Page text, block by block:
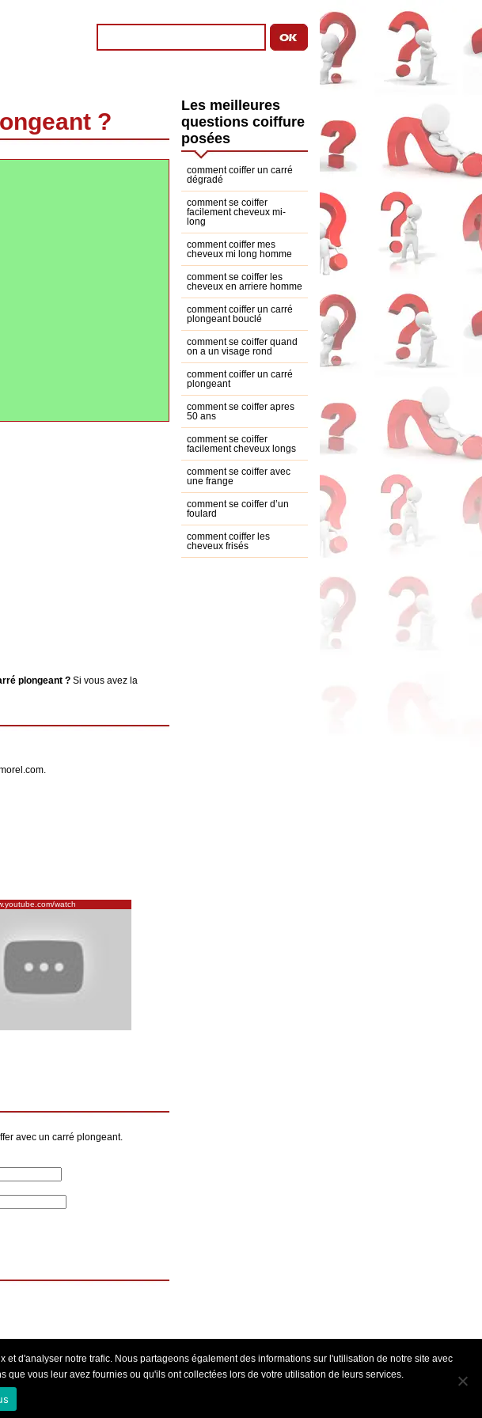
?
plongeant ?Si vous avez la
watch
avec un carré plongeant.
Les meilleures
questions coiffure
posées
comment coiffer un carré
dégradé
comment se coiffer
facilement cheveux mi-
long
comment coiffer mes
cheveux mi long homme
comment se coiffer les
cheveux en arriere homme
comment coiffer un carré
plongeant bouclé
comment se coiffer quand
on a un visage rond
comment coiffer un carré
plongeant
comment se coiffer apres
50 ans
comment se coiffer
facilement cheveux longs
comment se coiffer avec
une frange
comment se coiffer d’un
foulard
comment coiffer les
cheveux frisés
d'analyser notre trafic. Nous partageons également des informations sur l'utilisation de notre site avec
vous leur avez fournies ou qu'ils ont collectées lors de votre utilisation de leurs services.